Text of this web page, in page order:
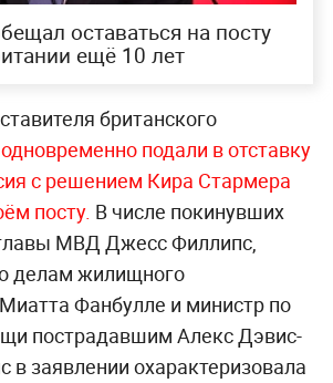
оставаться на посту
ещё 10 лет
британского
одновременно подали в отставку
с решением Кира Стармера
посту. В числе покинувших
МВД Джесс Филлипс,
делам жилищного
Фанбулле и министр по
пострадавшим Алекс Дэвис-
заявлении охарактеризовала